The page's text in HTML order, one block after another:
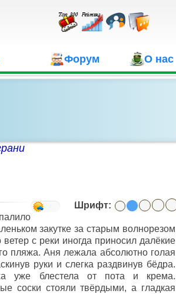
Форум О нас
Шрифт:
закутке за старым волнорезом
ветер с реки иногда приносил далёкие
пляжа. Аня лежала абсолютно голая
руки и слегка раздвинув бёдра.
уже блестела от пота и крема.
соски стояли твёрдыми, а гладкая